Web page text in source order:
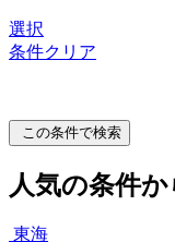
選択
条件クリア
この条件で検索
人気の条件
東海